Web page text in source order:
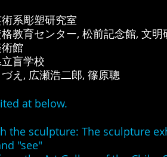
系彫塑研究室
教育センター, 松前記念館, 文明
館
盲学校
え, 広瀬浩二郎, 篠原聰
at below.
the sculpture: The sculpture
"see"